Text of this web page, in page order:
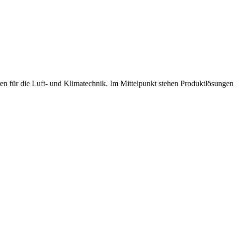
für die Luft- und Klimatechnik. Im Mittelpunkt stehen Produktlösungen